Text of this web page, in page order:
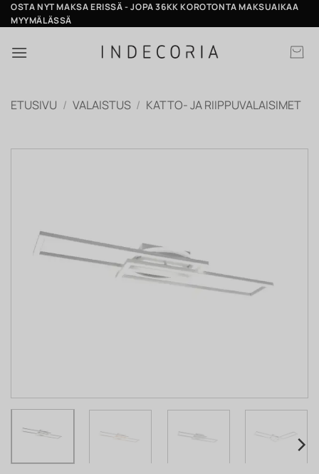
Skip
to
OSTA NYT MAKSA ERISSÄ - JOPA 36KK KOROTONTA MAKSUAIKAA
MYYMÄLÄSSÄ
ETUSIVU / VALAISTUS / KATTO- JA RIIPPUVALAISIMET